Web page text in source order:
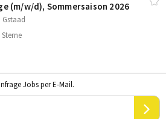
(m/​w/​d), Sommersaison 2026
Jobs per E-Mail.